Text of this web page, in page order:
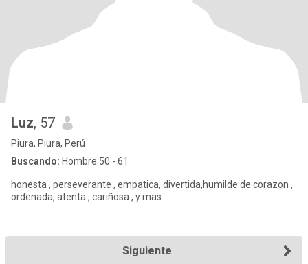
Luz, 57
Piura, Piura, Perú
Buscando: Hombre 50 - 61
honesta , perseverante , empatica, divertida,humilde de corazon ,
ordenada, atenta , cariñosa , y mas.
Siguiente